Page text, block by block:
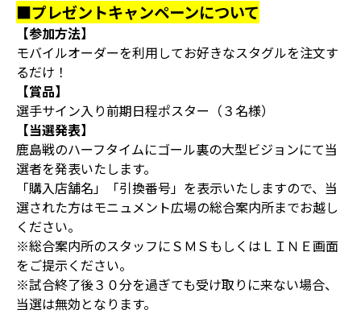
■プレゼントキャンペーンについて
【参加方法】
モバイルオーダーを利用してお好きなスタグルを注文す
るだけ！
【賞品】
選手サイン入り前期日程ポスター（３名様）
【当選発表】
鹿島戦のハーフタイムにゴール裏の大型ビジョンにて当
選者を発表いたします。
「購入店舗名」「引換番号」を表示いたしますので、当
選された方はモニュメント広場の総合案内所までお越し
ください。
※総合案内所のスタッフにＳＭＳもしくはＬＩＮＥ画面
をご提示ください。
※試合終了後３０分を過ぎても受け取りに来ない場合、
当選は無効となります。